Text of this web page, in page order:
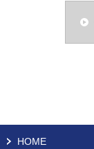
HOME